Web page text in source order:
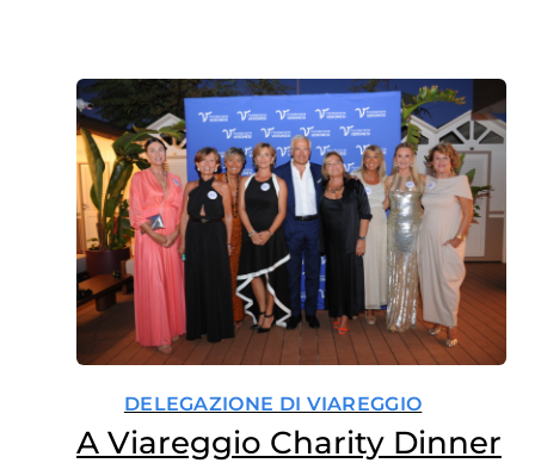
DELEGAZIONE DI VIAREGGIO
A Viareggio Charity Dinner